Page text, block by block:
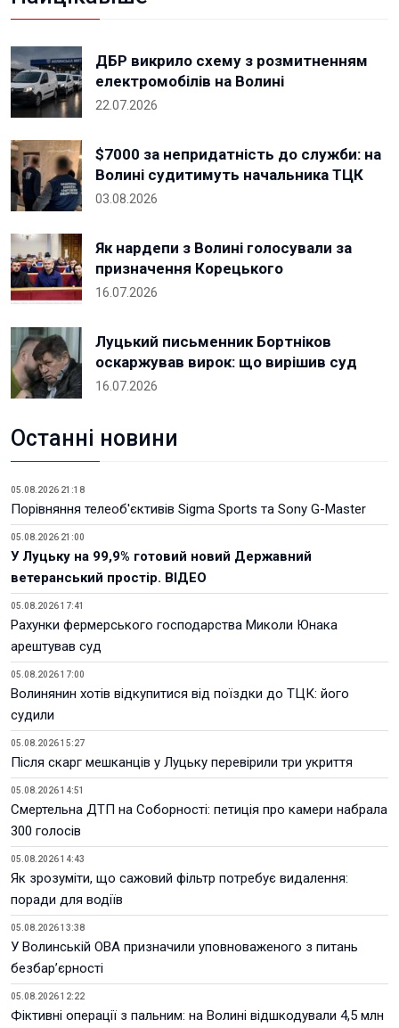
ДБР викрило схему з розмитненням
електромобілів на Волині
22.07.2026
$7000 за непридатність до служби: на
Волині судитимуть начальника ТЦК
03.08.2026
Як нардепи з Волині голосували за
призначення Корецького
16.07.2026
Луцький письменник Бортніков
оскаржував вирок: що вирішив суд
16.07.2026
Останні новини
05.08.2026 21:18
Порівняння телеоб'єктивів Sigma Sports та Sony G-Master
05.08.2026 21:00
У Луцьку на 99,9% готовий новий Державний
ветеранський простір. ВІДЕО
05.08.2026 17:41
Рахунки фермерського господарства Миколи Юнака
арештував суд
05.08.2026 17:00
Волинянин хотів відкупитися від поїздки до ТЦК: його
судили
05.08.2026 15:27
Після скарг мешканців у Луцьку перевірили три укриття
05.08.2026 14:51
Смертельна ДТП на Соборності: петиція про камери набрала
300 голосів
05.08.2026 14:43
Як зрозуміти, що сажовий фільтр потребує видалення:
поради для водіїв
05.08.2026 13:38
У Волинській ОВА призначили уповноваженого з питань
безбар’єрності
05.08.2026 12:22
Фіктивні операції з пальним: на Волині відшкодували 4,5 млн